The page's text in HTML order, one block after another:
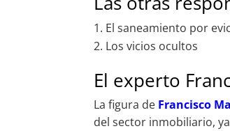
El saneamiento por
Los vicios ocultos
El experto
La figura de Francisco
del sector inmobiliario,